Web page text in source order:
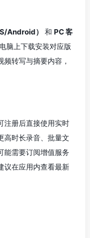
Android） 和 PC 客
脑上下载安装对应版
转写与摘要内容，
注册后直接使用实时
高时长录音、批量文
能需要订阅增值服务
议在应用内查看最新